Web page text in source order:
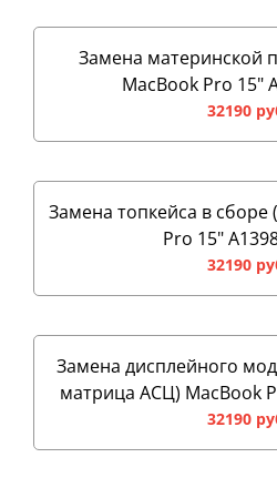
Замена материнской
MacBook Pro 15"
32190
Замена топкейса в сборе
Pro 15"
32190
Замена дисплейного
матрица АСЦ) MacBook
32190